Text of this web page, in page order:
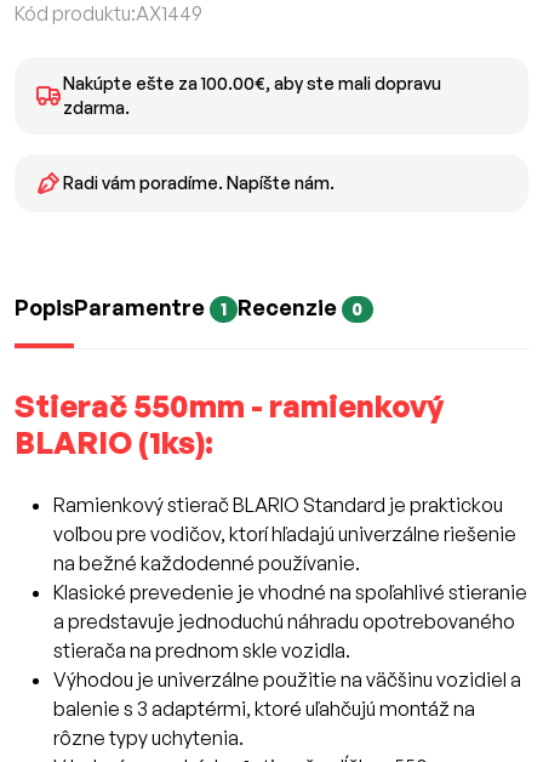
Kód produktu:AX1449
Nakúpte ešte za 100.00€, aby ste mali dopravu
zdarma.
Radi vám poradíme. Napíšte nám.
PopisParamentre 1 Recenzie 0
Stierač 550mm - ramienkový
BLARIO (1ks):
Ramienkový stierač BLARIO Standard je praktickou
voľbou pre vodičov, ktorí hľadajú univerzálne riešenie
na bežné každodenné používanie.
Klasické prevedenie je vhodné na spoľahlivé stieranie
a predstavuje jednoduchú náhradu opotrebovaného
stierača na prednom skle vozidla.
Výhodou je univerzálne použitie na väčšinu vozidiel a
balenie s 3 adaptérmi, ktoré uľahčujú montáž na
rôzne typy uchytenia.